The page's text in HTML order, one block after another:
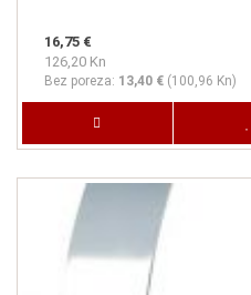
16,75 €
126,20 Kn
Bez poreza: 13,40 € (100,96 Kn)